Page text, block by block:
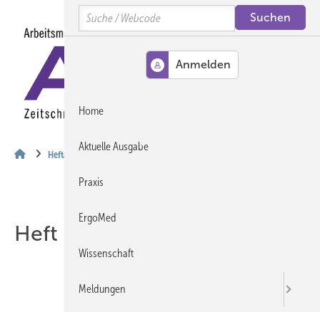
Heftarchiv
Heft 05-2020
Search
Home
Aktuelle Ausgabe
Praxis
ErgoMed
Wissenschaft
Meldungen